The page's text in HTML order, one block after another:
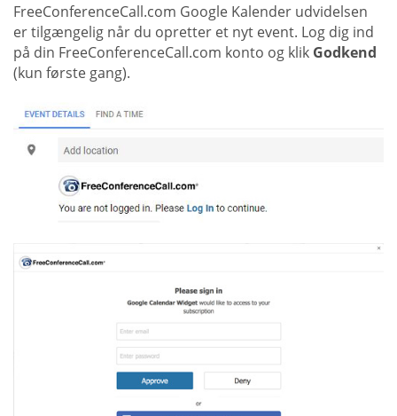
FreeConferenceCall.com Google Kalender udvidelsen
er tilgængelig når du opretter et nyt event. Log dig ind
på din FreeConferenceCall.com konto og klik Godkend
(kun første gang).